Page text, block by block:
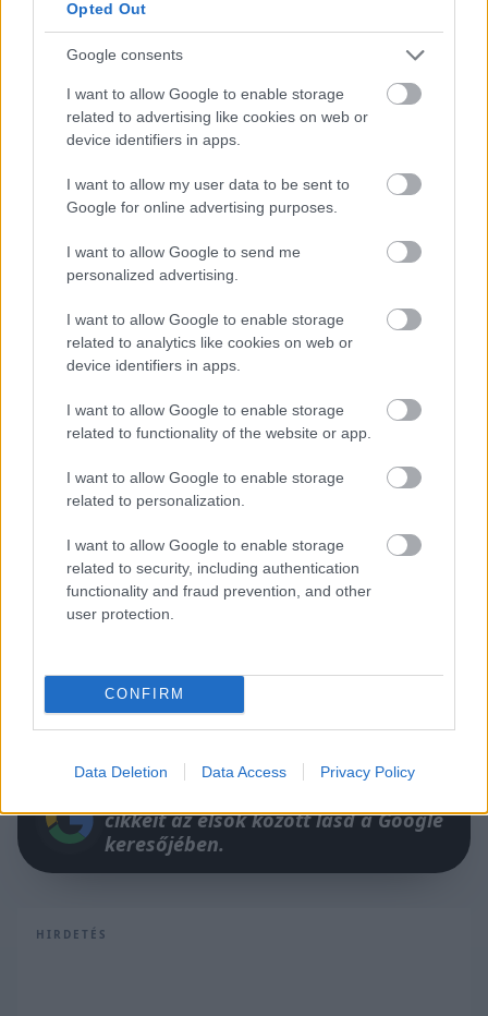
Opted Out
Google consents
I want to allow Google to enable storage
related to advertising like cookies on web or
device identifiers in apps.
I want to allow my user data to be sent to
Google for online advertising purposes.
I want to allow Google to send me
personalized advertising.
I want to allow Google to enable storage
related to analytics like cookies on web or
device identifiers in apps.
I want to allow Google to enable storage
related to functionality of the website or app.
I want to allow Google to enable storage
related to personalization.
I want to allow Google to enable storage
related to security, including authentication
functionality and fraud prevention, and other
user protection.
CONFIRM
Data Deletion Data Access Privacy Policy
Bízunk benne, hogy a racingline.hu/ és a
P1race.hu olvasói a Racingline.hu
olvasóközönségéhez csatlakozva a jövőben is
velünk tartanak, miközben természetesen
megszólítanunk olyanokat is, akik eddig nem
nálunk követték a motorsport világának
történéseit.
A Racingline.hu szerkesztősége
cikkeit az elsők között lásd a Google
keresőjében.
HIRDETÉS